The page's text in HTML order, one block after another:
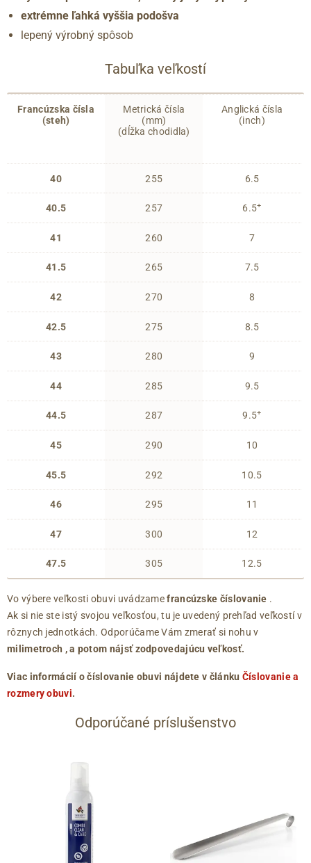
extrémne ľahká vyššia podošva
lepený výrobný spôsob
Tabuľka veľkostí
Francúzska čísla
(steh)
40
40.5
41
41.5
42
42.5
43
44
44.5
45
45.5
46
47
47.5
Metrická čísla
(mm)
(dĺžka chodidla)
255
257
260
265
270
275
280
285
287
290
292
295
300
305
Anglická čísla
(inch)
6.5
6.5+
7
7.5
8
8.5
9
9.5
9.5+
10
10.5
11
12
12.5
Vo výbere veľkosti obuvi uvádzamefrancúzske číslovanie .
Ak si nie ste istý svojou veľkosťou, tu je uvedený prehľad veľkostí v
rôznych jednotkách. Odporúčame Vám zmerať si nohu v
milimetroch , a potom nájsť zodpovedajúcu veľkosť.
Viac informácií o číslovanie obuvi nájdete v článku Číslovanie a
rozmery obuvi.
Odporúčané príslušenstvo